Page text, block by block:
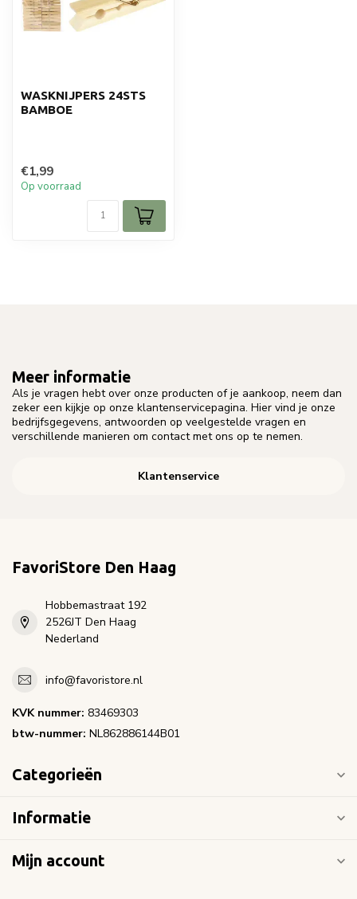
WASKNIJPERS 24STS
BAMBOE
€1,99
Op voorraad
Meer informatie
Als je vragen hebt over onze producten of je aankoop, neem dan
zeker een kijkje op onze klantenservicepagina. Hier vind je onze
bedrijfsgegevens, antwoorden op veelgestelde vragen en
verschillende manieren om contact met ons op te nemen.
Klantenservice
FavoriStore Den Haag
Hobbemastraat 192
2526JT Den Haag
Nederland
info@favoristore.nl
KVK nummer: 83469303
btw-nummer: NL862886144B01
Categorieën
Informatie
Mijn account